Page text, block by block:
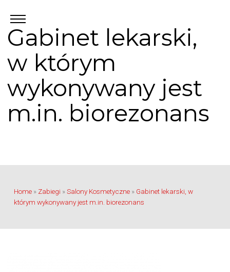
Gabinet lekarski,
w którym
wykonywany jest
m.in. biorezonans
Home » Zabiegi »Salony Kosmetyczne » Gabinet lekarski, w
którym wykonywany jest m.in. biorezonans